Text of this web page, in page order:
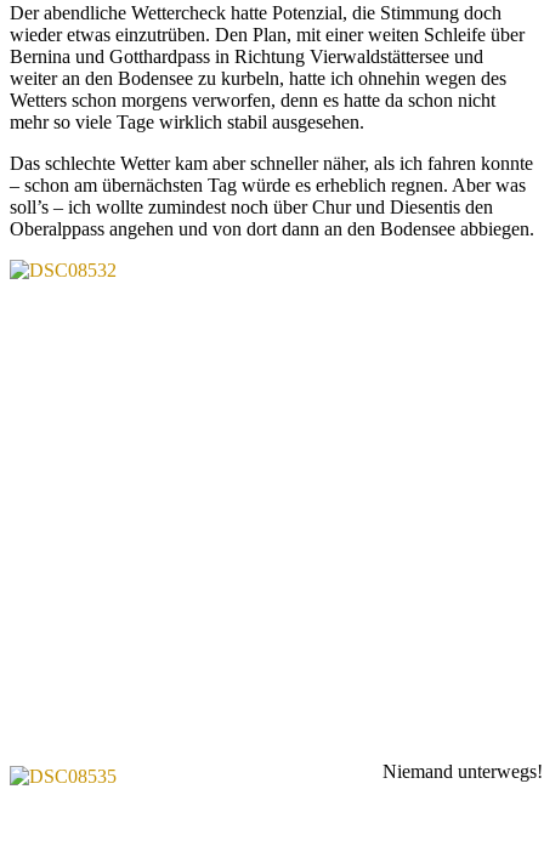
Der abendliche Wettercheck hatte Potenzial, die Stimmung doch
wieder etwas einzutrüben. Den Plan, mit einer weiten Schleife über
Bernina und Gotthardpass in Richtung Vierwaldstättersee und
weiter an den Bodensee zu kurbeln, hatte ich ohnehin wegen des
Wetters schon morgens verworfen, denn es hatte da schon nicht
mehr so viele Tage wirklich stabil ausgesehen.
Das schlechte Wetter kam aber schneller näher, als ich fahren konnte
– schon am übernächsten Tag würde es erheblich regnen. Aber was
soll’s – ich wollte zumindest noch über Chur und Diesentis den
Oberalppass angehen und von dort dann an den Bodensee abbiegen.
Niemand unterwegs!